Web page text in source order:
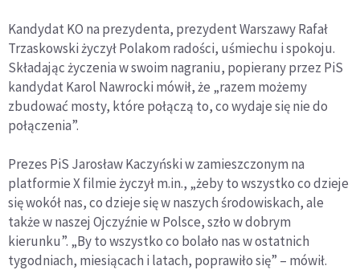
Kandydat KO na prezydenta, prezydent Warszawy Rafał
Trzaskowski życzył Polakom radości, uśmiechu i spokoju.
Składając życzenia w swoim nagraniu, popierany przez PiS
kandydat Karol Nawrocki mówił, że „razem możemy
zbudować mosty, które połączą to, co wydaje się nie do
połączenia”.
Prezes PiS Jarosław Kaczyński w zamieszczonym na
platformie X filmie życzył m.in., „żeby to wszystko co dzieje
się wokół nas, co dzieje się w naszych środowiskach, ale
także w naszej Ojczyźnie w Polsce, szło w dobrym
kierunku”. „By to wszystko co bolało nas w ostatnich
tygodniach, miesiącach i latach, poprawiło się” – mówił.